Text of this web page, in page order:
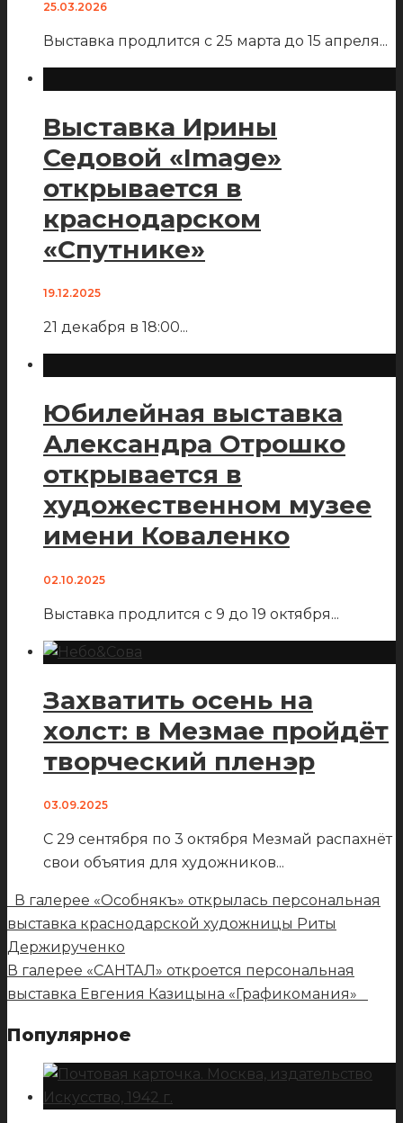
25.03.2026
Выставка продлится с 25 марта до 15 апреля...
Выставка Ирины
Седовой «Image»
открывается в
краснодарском
«Спутнике»
19.12.2025
21 декабря в 18:00...
Юбилейная выставка
Александра Отрошко
открывается в
художественном музее
имени Коваленко
02.10.2025
Выставка продлится с 9 до 19 октября...
Захватить осень на
холст: в Мезмае пройдёт
творческий пленэр
03.09.2025
С 29 сентября по 3 октября Мезмай распахнёт
свои объятия для художников...
В галерее «Особнякъ» открылась персональная
выставка краснодарской художницы Риты
Держирученко
В галерее «САНТАЛ» откроется персональная
выставка Евгения Казицына «Графикомания»
Популярное